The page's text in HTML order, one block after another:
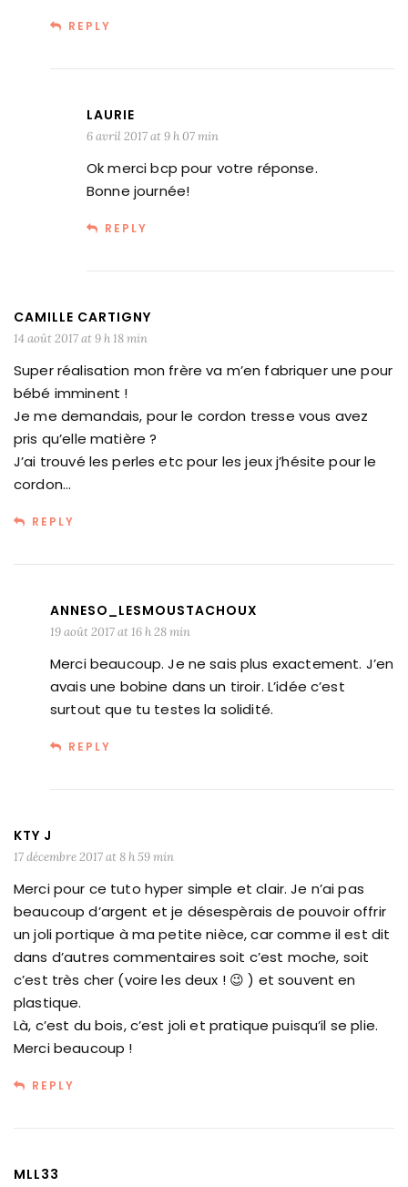
REPLY
LAURIE
6 avril 2017 at 9 h 07 min
Ok merci bcp pour votre réponse.
Bonne journée!
REPLY
CAMILLE CARTIGNY
14 août 2017 at 9 h 18 min
Super réalisation mon frère va m’en fabriquer une pour
bébé imminent !
Je me demandais, pour le cordon tresse vous avez
pris qu’elle matière ?
J’ai trouvé les perles etc pour les jeux j’hésite pour le
cordon…
REPLY
ANNESO_LESMOUSTACHOUX
19 août 2017 at 16 h 28 min
Merci beaucoup. Je ne sais plus exactement. J’en
avais une bobine dans un tiroir. L’idée c’est
surtout que tu testes la solidité.
REPLY
KTY J
17 décembre 2017 at 8 h 59 min
Merci pour ce tuto hyper simple et clair. Je n’ai pas
beaucoup d’argent et je désespèrais de pouvoir offrir
un joli portique à ma petite nièce, car comme il est dit
dans d’autres commentaires soit c’est moche, soit
c’est très cher (voire les deux ! 😉 ) et souvent en
plastique.
Là, c’est du bois, c’est joli et pratique puisqu’il se plie.
Merci beaucoup !
REPLY
MLL33